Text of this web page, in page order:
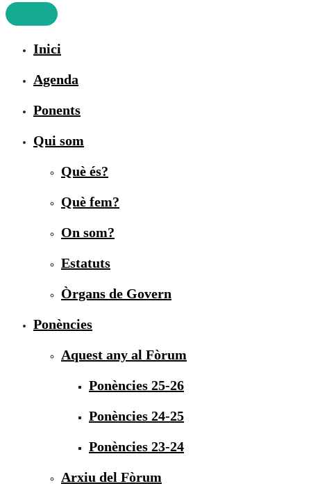
Inici
Agenda
Ponents
Qui som
Què és?
Què fem?
On som?
Estatuts
Òrgans de Govern
Ponències
Aquest any al Fòrum
Ponències 25-26
Ponències 24-25
Ponències 23-24
Arxiu del Fòrum